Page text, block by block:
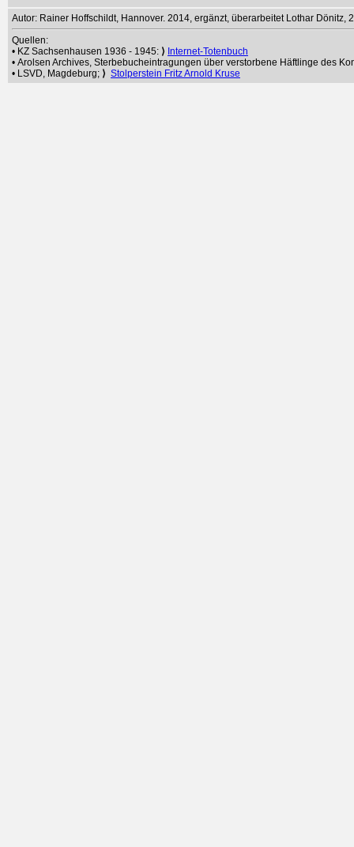
Autor: Rainer Hoffschildt, Hannover. 2014, ergänzt, überarbeitet Lothar Dönitz,
Quellen:
• KZ Sachsenhausen 1936 - 1945: ⟩ Internet-Totenbuch
• Arolsen Archives, Sterbebucheintragungen über verstorbene Häftlinge des
• LSVD, Magdeburg; ⟩ Stolperstein Fritz Arnold Kruse